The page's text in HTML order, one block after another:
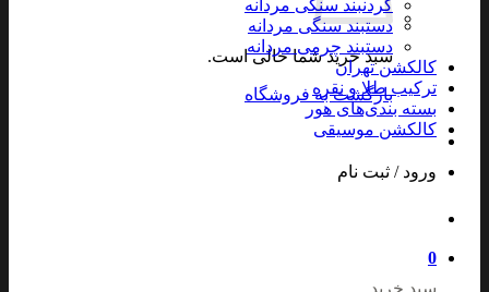
سبد خرید شما خالی است.
بازگشت به فروشگاه
ورود / ثبت نام
0
سبد خرید
گردنبند سنگی مردانه
دستبند سنگی مردانه
دستبند چرمی مردانه
کالکشن تهران
ترکیب طلا و نقره
بسته بندی‌های هور
کالکشن موسیقی